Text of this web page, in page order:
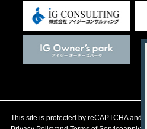
This site is protected by reCAPTCHA and